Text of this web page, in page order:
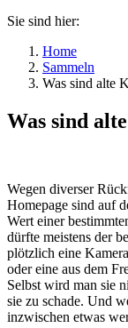
Sie sind hier:
Home
Sammeln
Was sind alte
Was sind
Wegen diverser
Homepage sind auf
Wert einer
dürfte meistens der
plötzlich eine
oder eine aus dem
Selbst wird man sie
sie zu schade. Und
inzwischen etwas